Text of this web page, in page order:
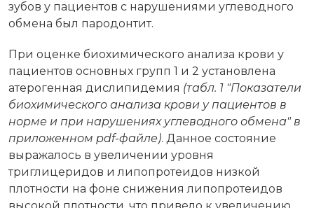
зубов у пациентов с нарушениями углеводного
обмена был пародонтит.
При оценке биохимического анализа крови у
пациентов основных групп 1 и 2 установлена
атерогенная дислипидемия (табл. 1 "Показатели
биохимического анализа крови у пациентов в
норме и при нарушениях углеводного обмена" в
приложенном pdf-файле). Данное состояние
выражалось в увеличении уровня
триглицеридов и липопротеидов низкой
плотности на фоне снижения липопротеидов